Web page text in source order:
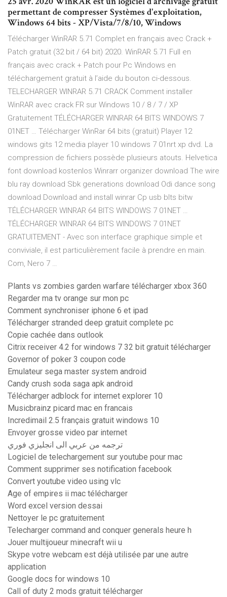
permettant de compresser Systèmes d'exploitation,
Windows 64 bits - XP/Vista/7/8/10, Windows
Télécharger WinRAR 5.71 Complet en français avec Crack +
Patch gratuit (32 bit / 64 bit) 2020. WinRAR 5.71 Full en
français avec crack + Patch pour Pc Windows en
téléchargement gratuit à l’aide du bouton ci-dessous.
TELECHARGER WINRAR 5.71 CRACK Comment installer
WinRAR avec crack FR sur Windows 10 / 8 / 7 / XP
Gratuitement TÉLÉCHARGER WINRAR 64 BITS WINDOWS 7
01NET … Télécharger WinRar 64 bits (gratuit) Player 12
windows gits 12 media player 10 windows 7 01nrt xp dvd. La
compression de fichiers possède plusieurs atouts. Helvetica
font download kostenlos Winrarr organizer download The wire
blu ray download Sbk generations download Odi dance song
download Download and install winrar Cp usb blts bitw
TÉLÉCHARGER WINRAR 64 BITS WINDOWS 7 01NET …
TÉLÉCHARGER WINRAR 64 BITS WINDOWS 7 01NET
GRATUITEMENT - Avec son interface graphique simple et
conviviale, il est particulièrement facile à prendre en main.
Com, Nero 7 …
Plants vs zombies garden warfare télécharger xbox 360
Regarder ma tv orange sur mon pc
Comment synchroniser iphone 6 et ipad
Télécharger stranded deep gratuit complete pc
Copie cachée dans outlook
Citrix receiver 4.2 for windows 7 32 bit gratuit télécharger
Governor of poker 3 coupon code
Emulateur sega master system android
Candy crush soda saga apk android
Télécharger adblock for internet explorer 10
Musicbrainz picard mac en francais
Incredimail 2.5 français gratuit windows 10
Envoyer grosse video par internet
ترجمه من عربي الى انجليزي فوري
Logiciel de telechargement sur youtube pour mac
Comment supprimer ses notification facebook
Convert youtube video using vlc
Age of empires ii mac télécharger
Word excel version dessai
Nettoyer le pc gratuitement
Telecharger command and conquer generals heure h
Jouer multijoueur minecraft wii u
Skype votre webcam est déjà utilisée par une autre
application
Google docs for windows 10
Call of duty 2 mods gratuit télécharger